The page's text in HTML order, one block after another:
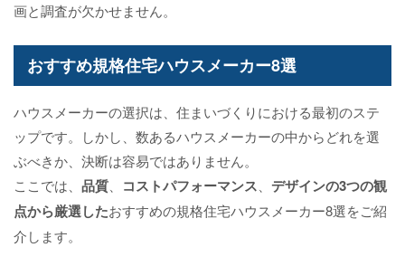
画と調査が欠かせません。
おすすめ規格住宅ハウスメーカー8選
ハウスメーカーの選択は、住まいづくりにおける最初のステ
ップです。しかし、数あるハウスメーカーの中からどれを選
ぶべきか、決断は容易ではありません。
ここでは、 品質、 コストパフォーマンス、 デザインの3つの観
点から厳選したおすすめの規格住宅ハウスメーカー8選をご紹
介します。